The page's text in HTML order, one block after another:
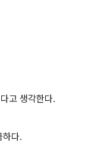
고 생각한다.
하다.